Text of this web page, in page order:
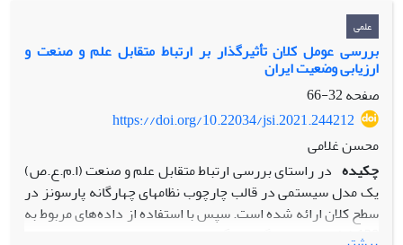
جهت وارسی اعتبار تجربی این تئوری، فرضیة مذکور با داده‌های
ثانویه از 179 کشور مقابله شد تا میزان انطباق و تناظر پیش‌بینی
تئوری بازار دین با شواهد تجربی مورد ارزیابی قرار گیرد. در
مجموع، یافته‌های این تحقیقِ بین‌کشوری نتوانست حمایت جدی و
قابل اعتمادی برای تئوری بازار دین در تبیین واریانس سطوح
التزام مذهبی فراهم آورد.
علمی
بررسی عومل کلان تأثیرگذار بر ارتباط متقابل علم و صنعت و
ارزیابی وضعیت ایران
صفحه32-66
https://doi.org/10.22034/jsi.2021.244212
محسن غلامی
چکیده در راستای بررسی ارتباط متقابل علم و صنعت (ا.م.ع.ص)
یک مدل سیستمی در قالب چارچوب نظام­های چهارگانه پارسونز در
سطح کلان ارائه شده است. سپس با استفاده از داده‌های مربوط به
128 کشور، همبستگی و رگرسیون میان عوامل اساسی ارزیابی